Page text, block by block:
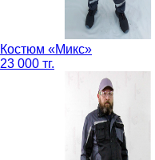
Костюм «Микс»
23 000 тг.